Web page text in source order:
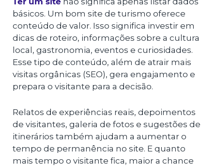
básicos. Um bom site de turismo oferece
conteúdo de valor. Isso significa investir em
dicas de roteiro, informações sobre a cultura
local, gastronomia, eventos e curiosidades.
Esse tipo de conteúdo, além de atrair mais
visitas orgânicas (SEO), gera engajamento e
prepara o visitante para a decisão.
Relatos de experiências reais, depoimentos
de visitantes, galeria de fotos e sugestões de
itinerários também ajudam a aumentar o
tempo de permanência no site. E quanto
mais tempo o visitante fica, maior a chance